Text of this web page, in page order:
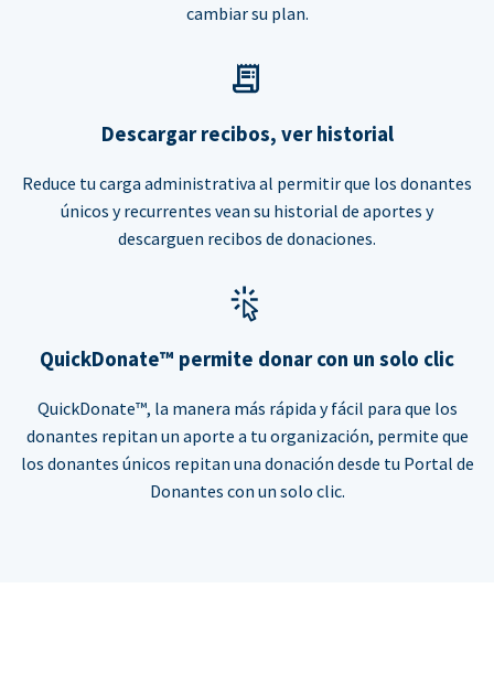
cambiar su plan.
Descargar recibos, ver historial
Reduce tu carga administrativa al permitir que los donantes
únicos y recurrentes vean su historial de aportes y
descarguen recibos de donaciones.
QuickDonate™ permite donar con un solo clic
QuickDonate™, la manera más rápida y fácil para que los
donantes repitan un aporte a tu organización, permite que
los donantes únicos repitan una donación desde tu Portal de
Donantes con un solo clic.